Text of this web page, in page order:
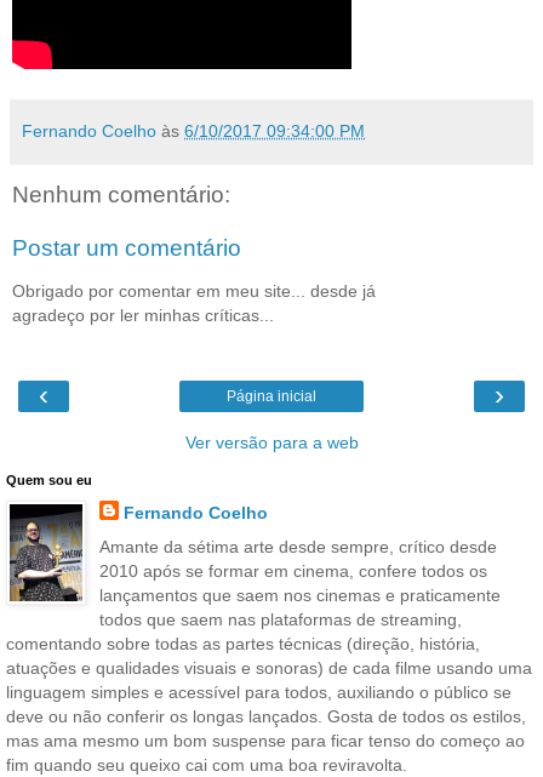
Fernando Coelho às 6/10/2017 09:34:00 PM
Nenhum comentário:
Postar um comentário
Obrigado por comentar em meu site... desde já
agradeço por ler minhas críticas...
‹ ›
Página inicial
Ver versão para a web
Quem sou eu
Fernando Coelho
Amante da sétima arte desde sempre, crítico desde
2010 após se formar em cinema, confere todos os
lançamentos que saem nos cinemas e praticamente
todos que saem nas plataformas de streaming,
comentando sobre todas as partes técnicas (direção, história,
atuações e qualidades visuais e sonoras) de cada filme usando uma
linguagem simples e acessível para todos, auxiliando o público se
deve ou não conferir os longas lançados. Gosta de todos os estilos,
mas ama mesmo um bom suspense para ficar tenso do começo ao
fim quando seu queixo cai com uma boa reviravolta.